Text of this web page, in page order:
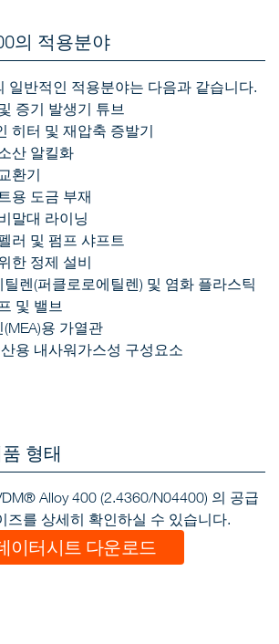
의 적용분야
일반적인 적용분야는 다음과 같습니다.
증기 발생기 튜브
히터 및 재압축 증발기
산 알킬화
환기
용 도금 부재
말대 라이닝
러 및 펌프 샤프트
한 정제 설비
렌(퍼클로로에틸렌) 및 염화 플라스틱
및 밸브
용 가열관
용 내사워가스성 구성요소
형태
Alloy 400 (2.4360/N04400) 의 공급
즈를 상세히 확인하실 수 있습니다.
이터시트 다운로드